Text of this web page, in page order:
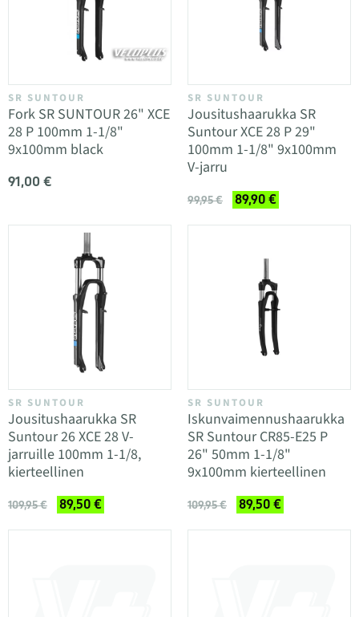
SR SUNTOUR
Fork SR SUNTOUR 26" XCE
28 P 100mm 1-1/8"
9x100mm black
91,00 €
SR SUNTOUR
Jousitushaarukka SR
Suntour XCE 28 P 29"
100mm 1-1/8" 9x100mm
V-jarru
99,95 € 89,90 €
SR SUNTOUR
Jousitushaarukka SR
Suntour 26 XCE 28 V-
jarruille 100mm 1-1/8,
kierteellinen
109,95 € 89,50 €
SR SUNTOUR
Iskunvaimennushaarukka
SR Suntour CR85-E25 P
26" 50mm 1-1/8"
9x100mm kierteellinen
109,95 € 89,50 €